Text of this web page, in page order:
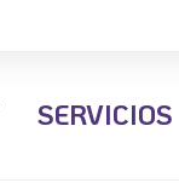
SERVICIOS